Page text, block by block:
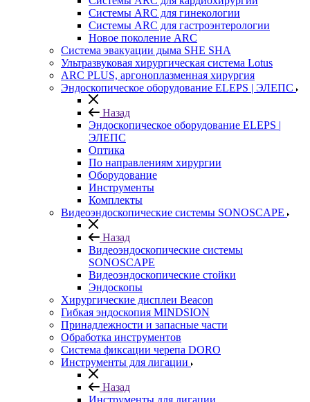
Системы ARC для гинекологии
Системы ARC для гастроэнтерологии
Новое поколение ARC
Система эвакуации дыма SHE SHA
Ультразвуковая хирургическая система Lotus
ARC PLUS, аргоноплазменная хирургия
Эндоскопическое оборудование ELEPS | ЭЛЕПС
Назад
Эндоскопическое оборудование ELEPS |
ЭЛЕПС
Оптика
По направлениям хирургии
Оборудование
Инструменты
Комплекты
Видеоэндоскопические системы SONOSCAPE
Назад
Видеоэндоскопические системы
SONOSCAPE
Видеоэндоскопические стойки
Эндоскопы
Хирургические дисплеи Beacon
Гибкая эндоскопия MINDSION
Принадлежности и запасные части
Обработка инструментов
Система фиксации черепа DORO
Инструменты для лигации
Назад
Инструменты для лигации